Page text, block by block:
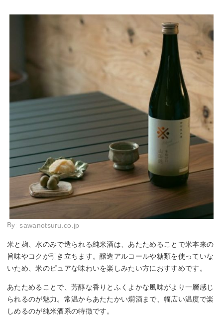
By: sawanotsuru.co.jp
米と麹、水のみで造られる純米酒は、あたためることで米本来の
旨味やコクが引き立ちます。醸造アルコールや糖類を使っていな
いため、米のピュアな味わいを楽しみたい方におすすめです。
あたためることで、芳醇な香りとふくよかな風味がより一層感じ
られるのが魅力。常温からあたたかい燗酒まで、幅広い温度で楽
しめるのが純米酒系の特徴です。